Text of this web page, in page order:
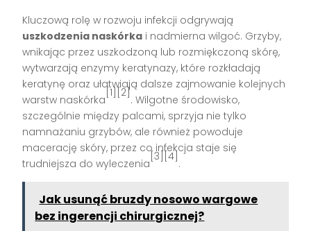
Kluczową rolę w rozwoju infekcji odgrywają
uszkodzenia naskórka i nadmierna wilgoć. Grzyby,
wnikając przez uszkodzoną lub rozmiękczoną skórę,
wytwarzają enzymy keratynazy, które rozkładają
keratynę oraz ułatwiają dalsze zajmowanie kolejnych
warstw naskórka
[1][2]
. Wilgotne środowisko,
szczególnie między palcami, sprzyja nie tylko
namnażaniu grzybów, ale również powoduje
macerację skóry, przez co infekcja staje się
trudniejsza do wyleczenia
[3][4]
.
Jak usunąć bruzdy nosowo wargowe
bez ingerencji chirurgicznej?